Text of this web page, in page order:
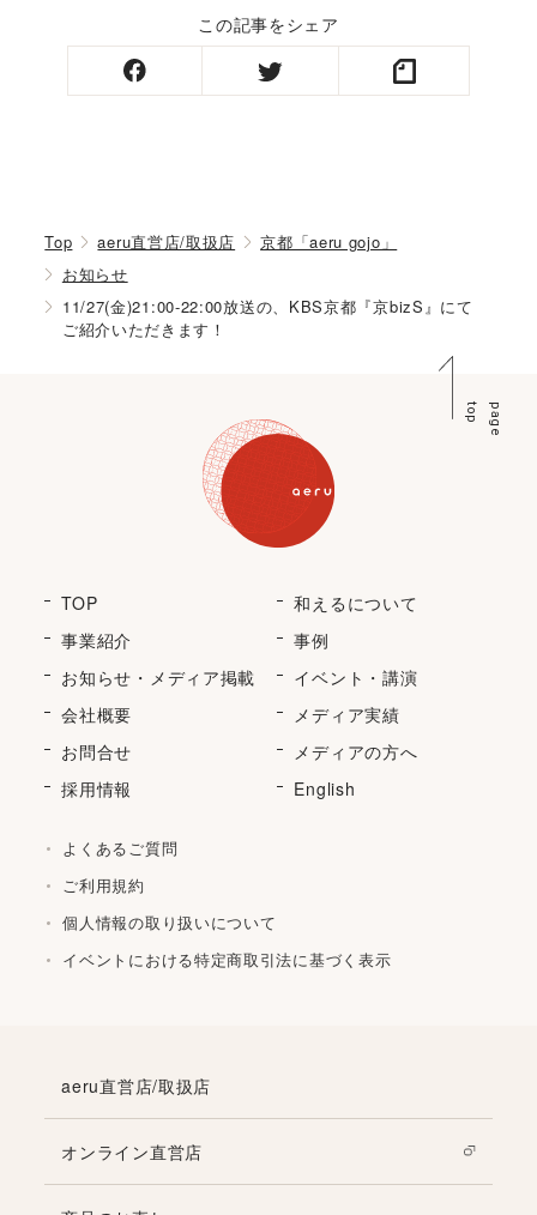
この記事をシェア
Top aeru直営店/取扱店
京都「aeru gojo」
お知らせ
11/27(金)21:00-22:00放送の、KBS京都『京bizS』にて
ご紹介いただきます！
p
a
g
e
t
o
p
TOP
和えるについて
事業紹介
事例
お知らせ・メディア掲載
イベント・講演
会社概要
メディア実績
お問合せ
メディアの方へ
採用情報
English
よくあるご質問
ご利用規約
個人情報の取り扱いについて
イベントにおける特定商取引法に基づく表示
aeru直営店/取扱店
オンライン直営店